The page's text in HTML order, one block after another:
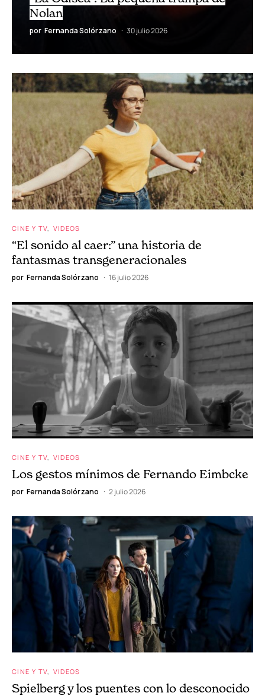
Nolan
por Fernanda Solórzano 30 julio 2026
CINE Y TV VIDEOS
“El sonido al caer:” una historia de
fantasmas transgeneracionales
por Fernanda Solórzano 16 julio 2026
CINE Y TV VIDEOS
Los gestos mínimos de Fernando Eimbcke
por Fernanda Solórzano 2 julio 2026
CINE Y TV VIDEOS
Spielberg y los puentes con lo desconocido